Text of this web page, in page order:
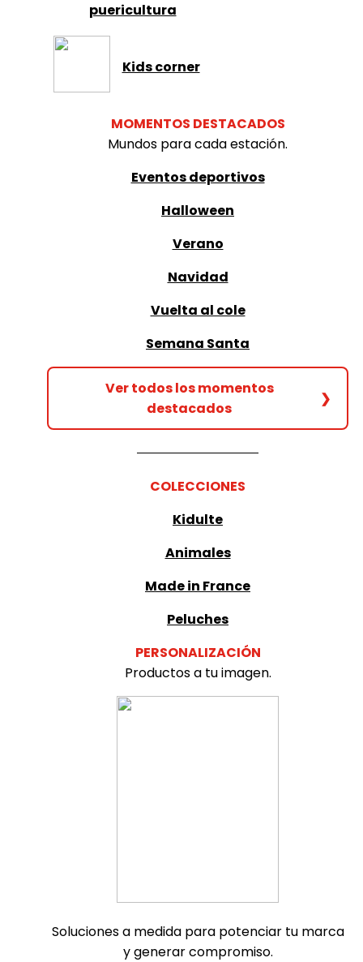
puericultura
Kids corner
MOMENTOS DESTACADOS
Mundos para cada estación.
Eventos deportivos
Halloween
Verano
Navidad
Vuelta al cole
Semana Santa
Ver todos los momentos
destacados
❯
COLECCIONES
Kidulte
Animales
Made in France
Peluches
PERSONALIZACIÓN
Productos a tu imagen.
Soluciones a medida para potenciar tu marca
y generar compromiso.